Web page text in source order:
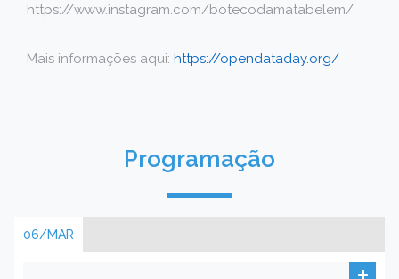
https://www.instagram.com/botecodamatabelem/
Mais informações aqui: https://opendataday.org/
Programação
06/MAR